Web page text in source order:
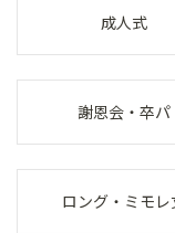
成人式
謝恩会・卒パ
ロング・ミモレ